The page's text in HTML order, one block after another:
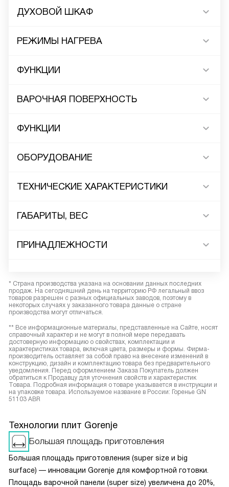
ДУХОВОЙ ШКАФ
РЕЖИМЫ НАГРЕВА
ФУНКЦИИ
ВАРОЧНАЯ ПОВЕРХНОСТЬ
ФУНКЦИИ
ОБОРУДОВАНИЕ
ТЕХНИЧЕСКИЕ ХАРАКТЕРИСТИКИ
ГАБАРИТЫ, ВЕС
ПРИНАДЛЕЖНОСТИ
* Страна производства указана на основании данных последних
продаж. На сегодняшний день на территорию РФ легальный ввоз
товаров разрешен с разных официальных заводов, поэтому в
некоторых случаях у заказанного товара данные о стране
производства могут отличаться.
** Все информационные материалы, представленные на Сайте, носят
справочный характер и не могут в полной мере передавать
достоверную информацию о свойствах, комплектации и
характеристиках товара, включая цвета, размеры и формы. Фирма-
производитель оставляет за собой право на внесение изменений в
конструкцию, дизайн и комплектацию товара без предварительного
уведомления. Перед оформлением Заказа Покупатель должен
обратиться к Продавцу для уточнения свойств и характеристик
Товара. Подробная информация о товаре указывается в инструкции и
на упаковке товара. Используемое название в России: Горенье GN
51103 ABR
Технологии плит Gorenje
Большая площадь приготовления
Большая площадь приготовления (super size и big
surface) — инновации Gorenje для комфортной готовки.
Площадь варочной панели (super size) увеличена до 20%,